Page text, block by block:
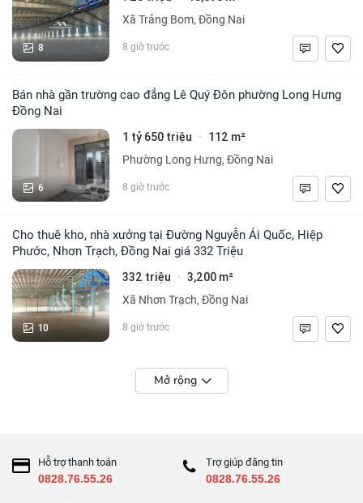
8
Xã Trảng Bom, Đồng Nai
8 giờ trước
Bán nhà gần trường cao đẳng Lê Quý Đôn phường Long Hưng
Đồng Nai
6
1 tỷ 650 triệu · 112 m²
Phường Long Hưng, Đồng Nai
8 giờ trước
Cho thuê kho, nhà xưởng tại Đường Nguyễn Ái Quốc, Hiệp
Phước, Nhơn Trạch, Đồng Nai giá 332 Triệu
10
332 triệu · 3,200 m²
Xã Nhơn Trạch, Đồng Nai
8 giờ trước
Mở rộng
Hỗ trợ thanh toán
0828.76.55.26
Trợ giúp đăng tin
0828.76.55.26